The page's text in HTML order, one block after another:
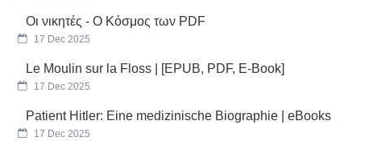
Οι νικητές - Ο Κόσμος των PDF
17 Dec 2025
Le Moulin sur la Floss | [EPUB, PDF, E-Book]
17 Dec 2025
Patient Hitler: Eine medizinische Biographie | eBooks
17 Dec 2025